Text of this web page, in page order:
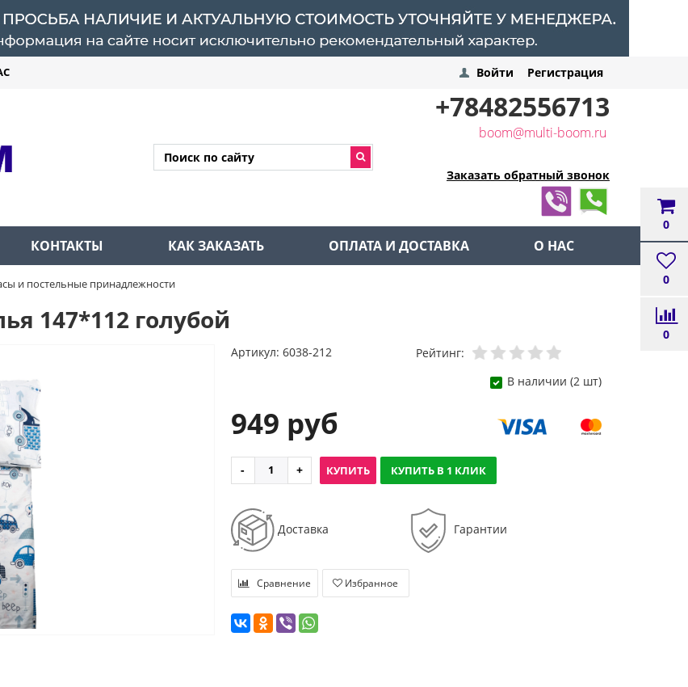
0
0
0
Войти Регистрация
+78482556713
boom@multi-boom.ru
Заказать обратный звонок
КОНТАКТЫ КАК ЗАКАЗАТЬ ОПЛАТА И ДОСТАВКА О НАС
и постельные принадлежности
147*112 голубой
Артикул: 6038-212
Рейтинг:
В наличии (2 шт)
949 руб
КУПИТЬ КУПИТЬ В 1 КЛИК
Доставка Гарантии
Сравнение Избранное